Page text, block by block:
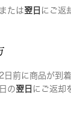
たは翌日 にご返
前に商品が到着
の翌日 にご返却